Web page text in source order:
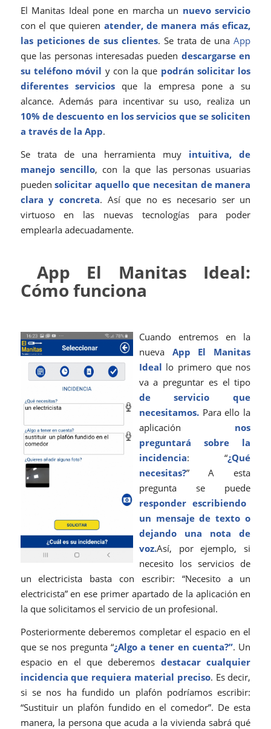
El Manitas Ideal pone en marcha un nuevo servicio
con el que quieren atender, de manera más eficaz,
las peticiones de sus clientes. Se trata de una App
que las personas interesadas pueden descargarse en
su teléfono móvil y con la que podrán solicitar los
diferentes servicios que la empresa pone a su
alcance. Además para incentivar su uso, realiza un
10% de descuento en los servicios que se soliciten
a través de la App.
Se trata de una herramienta muy intuitiva, de
manejo sencillo, con la que las personas usuarias
puedensolicitar aquello que necesitan de manera
clara y concreta. Así que no es necesario ser un
virtuoso en las nuevas tecnologías para poder
emplearla adecuadamente.
App El Manitas Ideal:
Cómo funciona
Cuando entremos en la
nueva App El Manitas
Ideal lo primero que nos
va a preguntar es el tipo
de servicio que
necesitamos.Para ello la
aplicación nos
preguntará sobre la
incidencia: “¿Qué
necesitas?” A esta
pregunta se puede
responder escribiendo
un mensaje de texto o
dejando una nota de
voz.Así, por ejemplo, si
necesito los servicios de
un electricista basta con escribir: “Necesito a un
electricista” en ese primer apartado de la aplicación en
la que solicitamos el servicio de un profesional.
Posteriormente deberemos completar el espacio en el
que se nos pregunta “¿Algo a tener en cuenta?”. Un
espacio en el que deberemos destacar cualquier
incidencia que requiera material preciso. Es decir,
si se nos ha fundido un plafón podríamos escribir:
“Sustituir un plafón fundido en el comedor”. De esta
manera, la persona que acuda a la vivienda sabrá qué